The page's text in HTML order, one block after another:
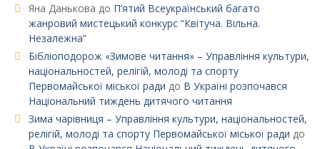
Яна Данькова до П’ятий Всеукраїнський багато
жанровий мистецький конкурс “Квітуча. Вільна.
Незалежна”
Бібліоподорож «Зимове читання» – Управління культури,
національностей, релігій, молоді та спорту
Первомайської міської ради до В Україні розпочався
Національний тиждень дитячого читання
Зима чарівниця – Управління культури, національностей,
релігій, молоді та спорту Первомайської міської ради до